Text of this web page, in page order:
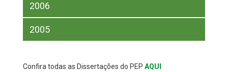
2006
2005
Confira todas as Dissertações do PEP AQUI